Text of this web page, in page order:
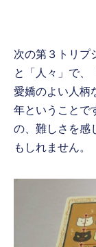
次の第３トリプ
と「人々」で、
愛嬌のよい人柄
年ということで
の、難しさを感
もしれません。